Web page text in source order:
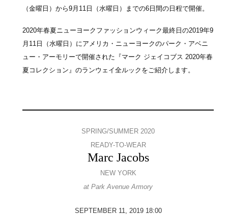
（金曜日）から9月11日（水曜日）までの6日間の日程で開催。
2020年春夏ニューヨークファッションウィーク最終日の2019年9
月11日（水曜日）にアメリカ・ニューヨークのパーク・アベニ
ュー・アーモリーで開催された『マーク ジェイコブス 2020年春
夏コレクション』のランウェイ全ルックをご紹介します。
SPRING/SUMMER 2020
READY-TO-WEAR
Marc Jacobs
NEW YORK
at Park Avenue Armory
SEPTEMBER 11, 2019 18:00